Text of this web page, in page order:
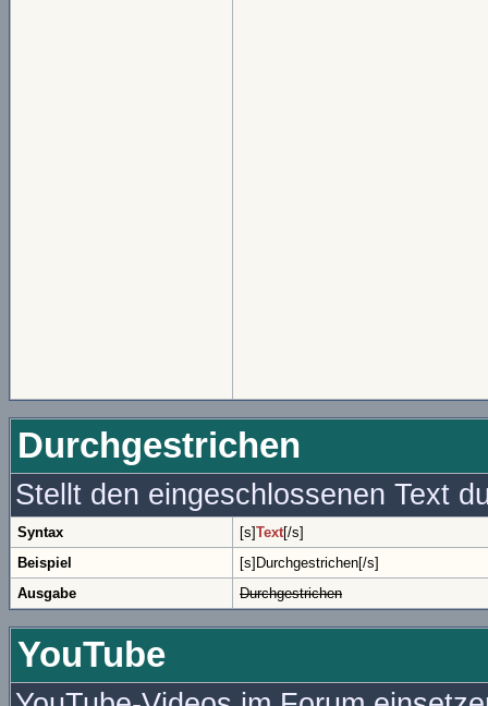
Durchgestrichen
Stellt den eingeschlossenen Text
Syntax [s]Text[/s]
Beispiel
[s]Durchgestrichen[/s]
Ausgabe
Durchgestrichen
YouTube